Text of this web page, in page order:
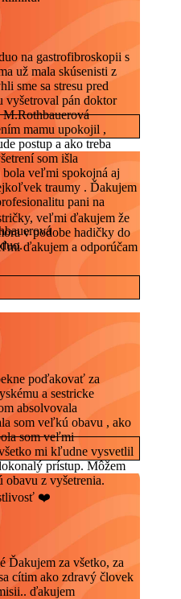
na gastrofibroskopii s
už mala skúsenisti z
sme sa stresu pred
vyšetroval pán doktor
mamu upokojil ,
postup a ako treba
som išla
veľmi spokojná aj
traumy . Ďakujem
pani na
veľmi ďakujem že
v podobe hadičky do
ďakujem a odporúčam
poďakovať za
a sestricke
absolvovala
som veľkú obavu , ako
som veľmi
mi kľudne vysvetlil
prístup. Môžem
z vyšetrenia.
❤️
Ďakujem za všetko, za
cítim ako zdravý človek
ďakujem